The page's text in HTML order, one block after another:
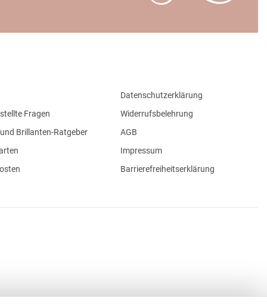
Fragen
Brillanten-Ratgeber
Datenschutzerklärung
Widerrufsbelehrung
AGB
Impressum
Barrierefreiheitserklärung